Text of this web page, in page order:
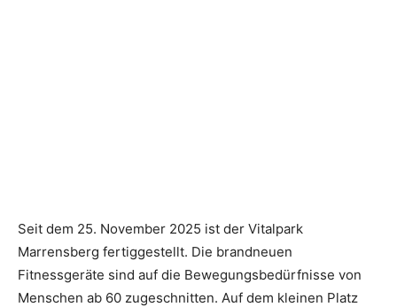
Seit dem 25. November 2025 ist der Vitalpark
Marrensberg fertiggestellt. Die brandneuen
Fitnessgeräte sind auf die Bewegungsbedürfnisse von
Menschen ab 60 zugeschnitten. Auf dem kleinen Platz